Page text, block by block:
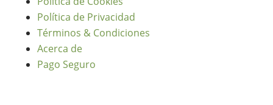
Política de Privacidad
Términos & Condiciones
Acerca de
Pago Seguro